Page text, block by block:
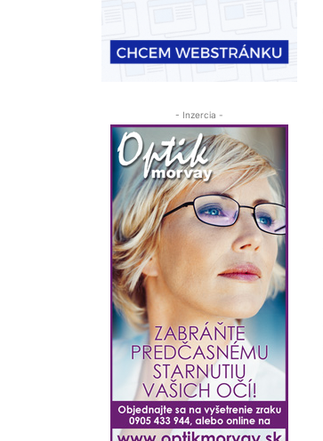
- Inzercia -